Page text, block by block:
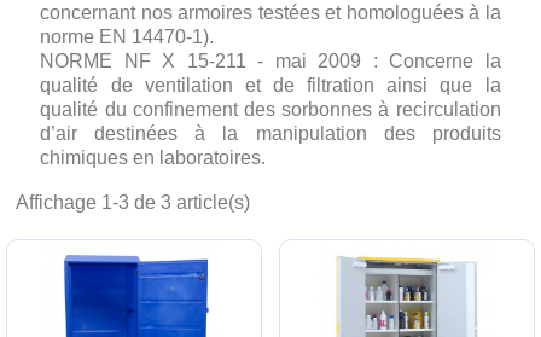
concernant nos armoires testées et homologuées à la
norme EN 14470-1).
NORME NF X 15-211 - mai 2009 : Concerne la
qualité de ventilation et de filtration ainsi que la
qualité du confinement des sorbonnes à recirculation
d’air destinées à la manipulation des produits
chimiques en laboratoires.
Affichage 1-3 de 3 article(s)